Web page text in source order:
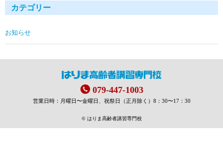
カテゴリー
お知らせ
079-447-1003
営業日時：月曜日〜金曜日、祝祭日（正月除く）8：30〜17：30
© はりま高齢者講習専門校